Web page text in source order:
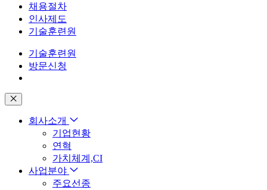
채용절차
인사제도
기술훈련원
기술훈련원
방문신청
회사소개
기업현황
연혁
가치체계,CI
사업분야
주요선종